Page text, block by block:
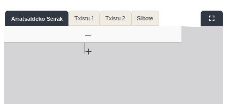
Arratsaldeko Seirak Txistu 1 Txistu 2 Silbote